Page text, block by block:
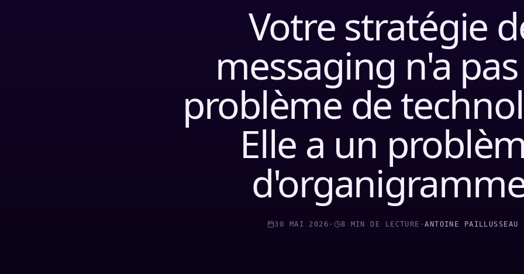
Votre stratégie
messaging n'a
problème de
Elle a un
30 MAI 2026 · 8 MIN DE LECTURE ·ANTOINE PAILLUSSEAU